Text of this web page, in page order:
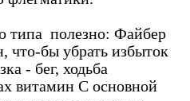
типа полезно: Файбер
что-бы убрать избыток
- бег, ходьба
витамин С основной